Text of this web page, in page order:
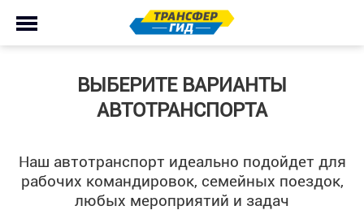
ВЫБЕРИТЕ ВАРИАНТЫ
АВТОТРАНСПОРТА
Наш автотранспорт идеально подойдет для
рабочих командировок, семейных поездок,
любых мероприятий и задач